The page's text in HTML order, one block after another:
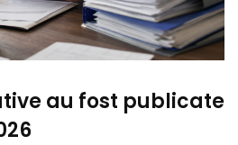
au fost publicate